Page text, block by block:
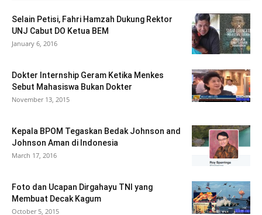
Selain Petisi, Fahri Hamzah Dukung Rektor
UNJ Cabut DO Ketua BEM
January 6, 2016
Dokter Internship Geram Ketika Menkes
Sebut Mahasiswa Bukan Dokter
November 13, 2015
Kepala BPOM Tegaskan Bedak Johnson and
Johnson Aman di Indonesia
March 17, 2016
Foto dan Ucapan Dirgahayu TNI yang
Membuat Decak Kagum
October 5, 2015